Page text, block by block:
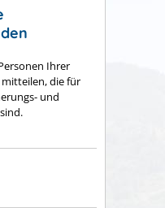
Ihrer
die für
und